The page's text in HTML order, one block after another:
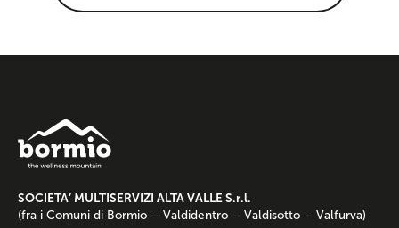
SOCIETA’ MULTISERVIZI ALTA VALLE S.r.l.
(fra i Comuni di Bormio – Valdidentro – Valdisotto – Valfurva)